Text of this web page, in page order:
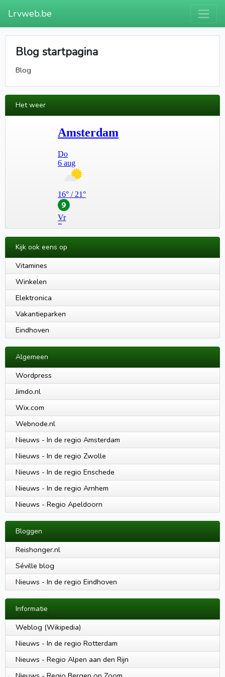
Lrvweb.be
Blog startpagina
Blog
Het weer
Kijk ook eens op
Vitamines
Winkelen
Elektronica
Vakantieparken
Eindhoven
Algemeen
Wordpress
Jimdo.nl
Wix.com
Webnode.nl
Nieuws - In de regio Amsterdam
Nieuws - In de regio Zwolle
Nieuws - In de regio Enschede
Nieuws - In de regio Arnhem
Nieuws - Regio Apeldoorn
Bloggen
Reishonger.nl
Séville blog
Nieuws - In de regio Eindhoven
Informatie
Weblog (Wikipedia)
Nieuws - In de regio Rotterdam
Nieuws - Regio Alpen aan den Rijn